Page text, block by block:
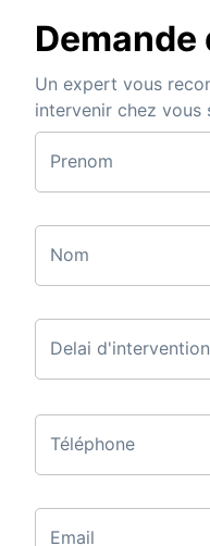
Demande
Un expert vous
intervenir chez vous
Prenom
Nom
Delai d'intervention
Téléphone
Email